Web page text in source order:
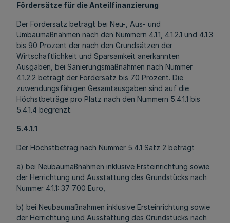
Fördersätze für die Anteilfinanzierung
Der Fördersatz beträgt bei Neu-, Aus- und
Umbaumaßnahmen nach den Nummern 4.1.1, 4.1.2.1 und 4.1.3
bis 90 Prozent der nach den Grundsätzen der
Wirtschaftlichkeit und Sparsamkeit anerkannten
Ausgaben, bei Sanierungsmaßnahmen nach Nummer
4.1.2.2 beträgt der Fördersatz bis 70 Prozent. Die
zuwendungsfähigen Gesamtausgaben sind auf die
Höchstbeträge pro Platz nach den Nummern 5.4.1.1 bis
5.4.1.4 begrenzt.
5.4.1.1
Der Höchstbetrag nach Nummer 5.4.1 Satz 2 beträgt
a) bei Neubaumaßnahmen inklusive Ersteinrichtung sowie
der Herrichtung und Ausstattung des Grundstücks nach
Nummer 4.1.1: 37 700 Euro,
b) bei Neubaumaßnahmen inklusive Ersteinrichtung sowie
der Herrichtung und Ausstattung des Grundstücks nach